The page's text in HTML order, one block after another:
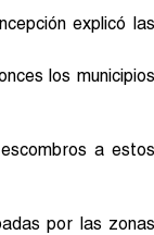
explicó las
los municipios
a estos
por las zonas